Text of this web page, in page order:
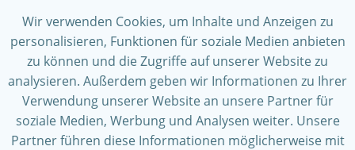
Wir verwenden Cookies, um Inhalte und Anzeigen zu
personalisieren, Funktionen für soziale Medien anbieten
zu können und die Zugriffe auf unserer Website zu
analysieren. Außerdem geben wir Informationen zu Ihrer
Verwendung unserer Website an unsere Partner für
soziale Medien, Werbung und Analysen weiter. Unsere
Partner führen diese Informationen möglicherweise mit